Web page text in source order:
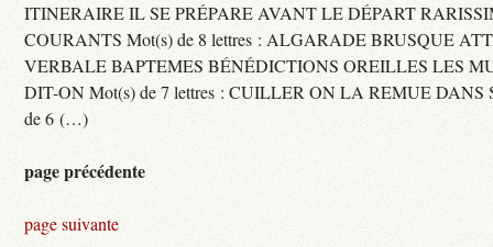
ITINERAIRE IL SE PRÉPARE AVANT LE DÉPART
COURANTS Mot(s) de 8 lettres : ALGARADE BRUSQUE
VERBALE BAPTEMES BÉNÉDICTIONS OREILLES LES
DIT-ON Mot(s) de 7 lettres : CUILLER ON LA REMUE DANS
de 6 (…)
page précédente
page suivante